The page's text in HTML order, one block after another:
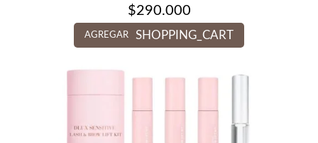
$290.000
AGREGAR SHOPPING_CART